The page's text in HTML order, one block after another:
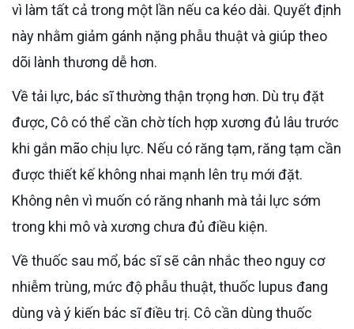
vì làm tất cả trong một lần nếu ca kéo dài. Quyết định
này nhằm giảm gánh nặng phẫu thuật và giúp theo
dõi lành thương dễ hơn.
Về tải lực, bác sĩ thường thận trọng hơn. Dù trụ đặt
được, Cô có thể cần chờ tích hợp xương đủ lâu trước
khi gắn mão chịu lực. Nếu có răng tạm, răng tạm cần
được thiết kế không nhai mạnh lên trụ mới đặt.
Không nên vì muốn có răng nhanh mà tải lực sớm
trong khi mô và xương chưa đủ điều kiện.
Về thuốc sau mổ, bác sĩ sẽ cân nhắc theo nguy cơ
nhiễm trùng, mức độ phẫu thuật, thuốc lupus đang
dùng và ý kiến bác sĩ điều trị. Cô cần dùng thuốc